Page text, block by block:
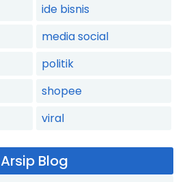
ide bisnis
media social
politik
shopee
viral
Arsip Blog